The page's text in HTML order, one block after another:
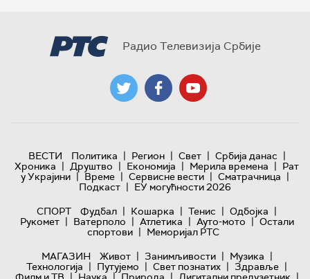
Радио Телевизија Србије
ВЕСТИ Политика | Регион | Свет | Србија данас |
Хроника | Друштво | Економија | Мерила времена | Рат
у Украјини | Време | Сервисне вести | Сматрачница |
Подкаст | ЕУ могућности 2026
СПОРТ
Фудбал | Кошарка | Тенис | Одбојка |
Рукомет | Ватерполо | Атлетика | Ауто-мото | Остали
спортови | Меморијал РТС
МАГАЗИН
Живот | Занимљивости | Музика |
Технологијa | Путујемо | Свет познатих | Здравље |